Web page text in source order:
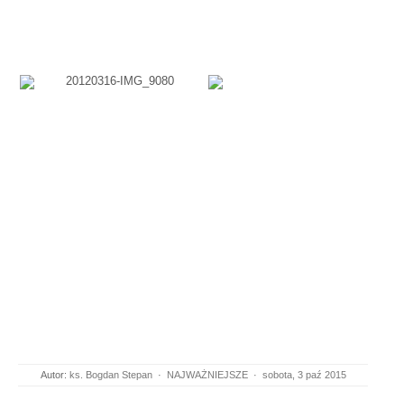
Autor: ks. Bogdan Stepan · NAJWAŻNIEJSZE · sobota, 3 paź 2015